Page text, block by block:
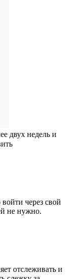
двух недель и
через свой
не нужно.
отслеживать и